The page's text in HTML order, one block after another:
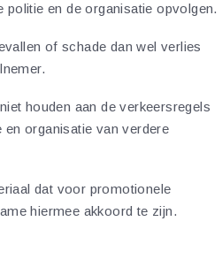
politie en de organisatie opvolgen.
of schade dan wel verlies
houden aan de verkeersregels
en organisatie van verdere
dat voor promotionele
hiermee akkoord te zijn.